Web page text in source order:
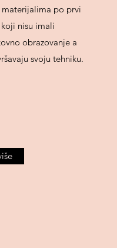
po prvi
nisu imali
obrazovanje a
svoju tehniku.